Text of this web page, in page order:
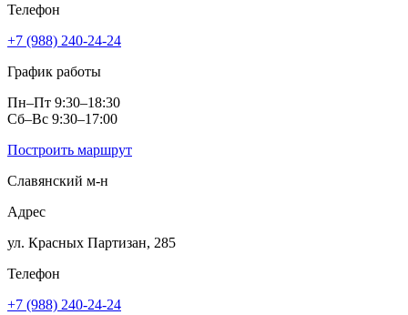
Телефон
+7 (988) 240-24-24
График работы
Пн–Пт 9:30–18:30
Сб–Вс 9:30–17:00
Построить маршрут
Славянский м‑н
Адрес
ул. Красных Партизан, 285
Телефон
+7 (988) 240-24-24